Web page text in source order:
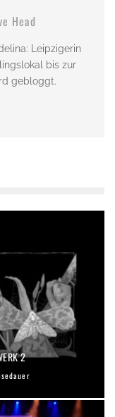
Head
Leipzigerin
bis zur
gebloggt.
2